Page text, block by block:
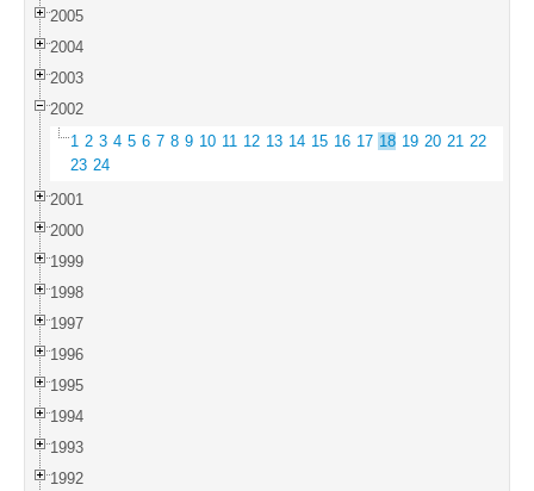
2005
2004
2003
2002
1 2 3 4 5 6 7 8 9 10 11 12 13 14 15 16 17 18 19 20 21 22
23 24
2001
2000
1999
1998
1997
1996
1995
1994
1993
1992